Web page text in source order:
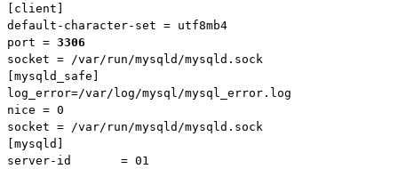
[client]
default-character-set = utf8mb4
port = 3306
socket = /var/run/mysqld/mysqld.sock
[mysqld_safe]
log_error=/var/log/mysql/mysql_error.log
nice = 0
socket = /var/run/mysqld/mysqld.sock
[mysqld]
server-id       = 01